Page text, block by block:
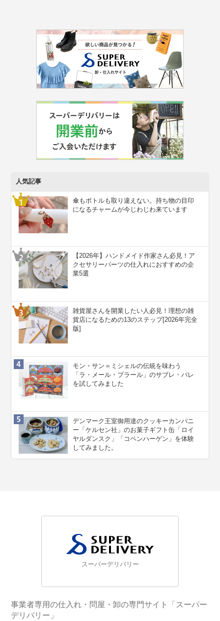
人気記事
傘もボトルも取り違えない。持ち物の目印
になるチャームが今じわじわ来ています
【2026年】ハンドメイド作家さん必見！ア
クセサリーパーツの仕入れにおすすめの企
業5選
雑貨屋さんを開業したい人必見！理想の雑
貨店になるための13のステップ[2026年完全
版]
モン・サン＝ミシェルの伝統を味わう
「ラ・メール・プラール」のサブレ・パレ
を試してみました
デンマーク王室御用達のクッキーカンパニ
ー「ケルセン社」のお菓子ギフト缶「ロイ
ヤルダンスク」「コペンハーゲン」を体験
してみました。
スーパーデリバリー
事業者専用の仕入れ・問屋・卸の専門サイト「スーパー
デリバリー」